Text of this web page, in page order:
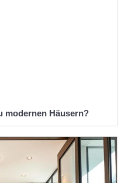
modernen Häusern?